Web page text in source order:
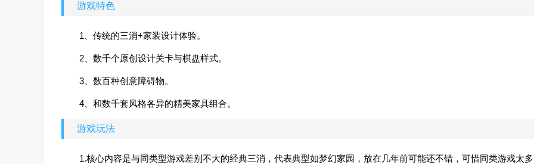
游戏特色
1、传统的三消+家装设计体验。
2、数千个原创设计关卡与棋盘样式。
3、数百种创意障碍物。
4、和数千套风格各异的精美家具组合。
游戏玩法
1.核心内容是与同类型游戏差别不大的经典三消，代表典型如梦幻家园，放在几年前可能还不错，可惜同类游戏太多